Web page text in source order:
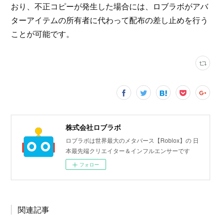
おり、不正コピーが発生した場合には、ロブラボがアバ
ターアイテムの所有者に代わって配布の差し止めを行う
ことが可能です。
株式会社ロブラボ
ロブラボは世界最大のメタバース【Roblox】の 日
本最先端クリエイター＆インフルエンサーです
フォロー
関連記事